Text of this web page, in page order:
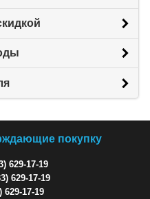
покупку
629-17-19
629-17-19
629-17-19